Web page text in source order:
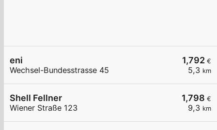
1,792 €
5,3 km
eni
Wechsel-Bundesstrasse 45
1,798 €
9,3 km
Shell Fellner
Wiener Straße 123